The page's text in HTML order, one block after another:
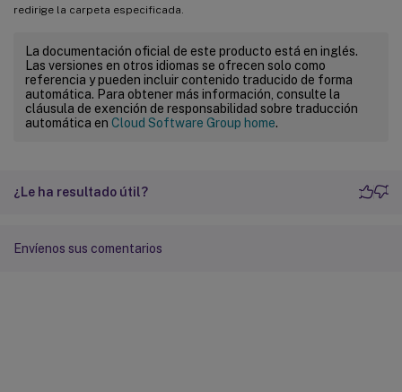
redirige la carpeta especificada.
La documentación oficial de este producto está en inglés.
Las versiones en otros idiomas se ofrecen solo como
referencia y pueden incluir contenido traducido de forma
automática. Para obtener más información, consulte la
cláusula de exención de responsabilidad sobre traducción
automática en Cloud Software Group home.
¿Le ha resultado útil?
Envíenos sus comentarios